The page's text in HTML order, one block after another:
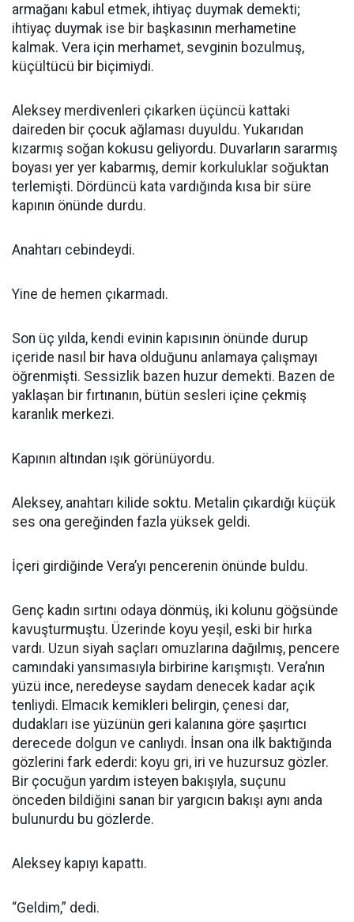
armağanı kabul etmek, ihtiyaç duymak demekti;
ihtiyaç duymak ise bir başkasının merhametine
kalmak. Vera için merhamet, sevginin bozulmuş,
küçültücü bir biçimiydi.
Aleksey merdivenleri çıkarken üçüncü kattaki
daireden bir çocuk ağlaması duyuldu. Yukarıdan
kızarmış soğan kokusu geliyordu. Duvarların sararmış
boyası yer yer kabarmış, demir korkuluklar soğuktan
terlemişti. Dördüncü kata vardığında kısa bir süre
kapının önünde durdu.
Anahtarı cebindeydi.
Yine de hemen çıkarmadı.
Son üç yılda, kendi evinin kapısının önünde durup
içeride nasıl bir hava olduğunu anlamaya çalışmayı
öğrenmişti. Sessizlik bazen huzur demekti. Bazen de
yaklaşan bir fırtınanın, bütün sesleri içine çekmiş
karanlık merkezi.
Kapının altından ışık görünüyordu.
Aleksey, anahtarı kilide soktu. Metalin çıkardığı küçük
ses ona gereğinden fazla yüksek geldi.
İçeri girdiğinde Vera’yı pencerenin önünde buldu.
Genç kadın sırtını odaya dönmüş, iki kolunu göğsünde
kavuşturmuştu. Üzerinde koyu yeşil, eski bir hırka
vardı. Uzun siyah saçları omuzlarına dağılmış, pencere
camındaki yansımasıyla birbirine karışmıştı. Vera’nın
yüzü ince, neredeyse saydam denecek kadar açık
tenliydi. Elmacık kemikleri belirgin, çenesi dar,
dudakları ise yüzünün geri kalanına göre şaşırtıcı
derecede dolgun ve canlıydı. İnsan ona ilk baktığında
gözlerini fark ederdi: koyu gri, iri ve huzursuz gözler.
Bir çocuğun yardım isteyen bakışıyla, suçunu
önceden bildiğini sanan bir yargıcın bakışı aynı anda
bulunurdu bu gözlerde.
Aleksey kapıyı kapattı.
“Geldim,” dedi.